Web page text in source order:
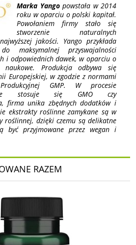
Marka Yango powstała w 2014
roku w oparciu o polski kapitał.
Powołaniem firmy stało się
stworzenie naturalnych
jakości. Yango przykłada
maksymalnej przyswajalności
i odpowiednich dawek, w oparciu o
naukowe. Produkcja odbywa się
Europejskiej, w zgodzie z normami
GMP. W procesie
nie stosuje się GMO czy
firma unika zbędnych dodatków i
ekstrakty roślinne zamykane są w
roślinnej, dzięki czemu są delikatne
być przyjmowane przez wegan i
RAZEM